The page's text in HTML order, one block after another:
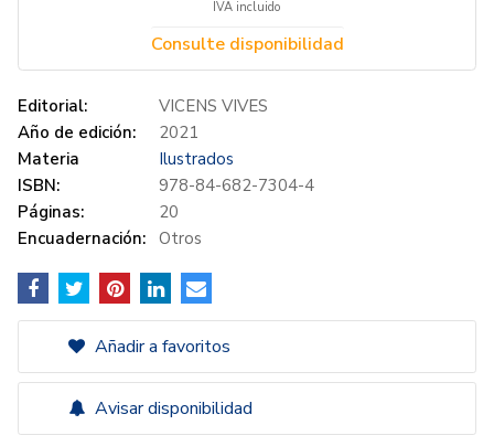
IVA incluido
Consulte disponibilidad
Editorial:
VICENS VIVES
Año de edición:
2021
Materia
Ilustrados
ISBN:
978-84-682-7304-4
Páginas:
20
Encuadernación: Otros
Añadir a favoritos
Avisar disponibilidad